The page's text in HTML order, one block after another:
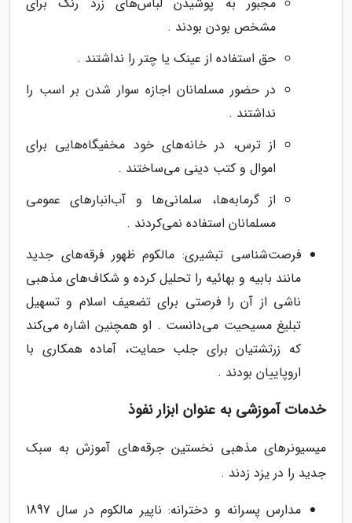
مشخص بودن بودند .
حق استفاده از عینک یا چتر را نداشتند .
در حضور مسلمانان اجازه سوار شدن بر اسب را
نداشتند .
از ترس، در خانه‌های خود مخفیگاه‌هایی برای
اموال و کتب دینی می‌ساختند .
از گرمابه‌ها، سلمانی‌ها و آب‌انبارهای عمومی
مسلمانان استفاده نمی‌کردند .
فرصت‌شناسی تبشیری: مالکوم ظهور فرقه‌های جدید
مانند بابیه و بهائیه را تحلیل کرده و شکاف‌های مذهبی
ناشی از آن را فرصتی برای تضعیف اسلام و تسهیل
تبلیغ مسیحیت می‌دانست . او همچنین اشاره می‌کند
که زرتشتیان برای جلب حمایت، آماده همکاری با
اروپاییان بودند .
خدمات آموزشی به عنوان ابزار نفوذ
میسیونرهای مذهبی نخستین جرقه‌های آموزش به سبک
جدید را در یزد زدند .
مدارس پسرانه و دخترانه: ناپیر مالکوم در سال 1897